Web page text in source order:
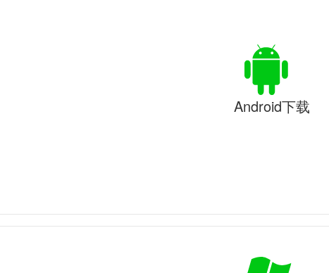
Android下载